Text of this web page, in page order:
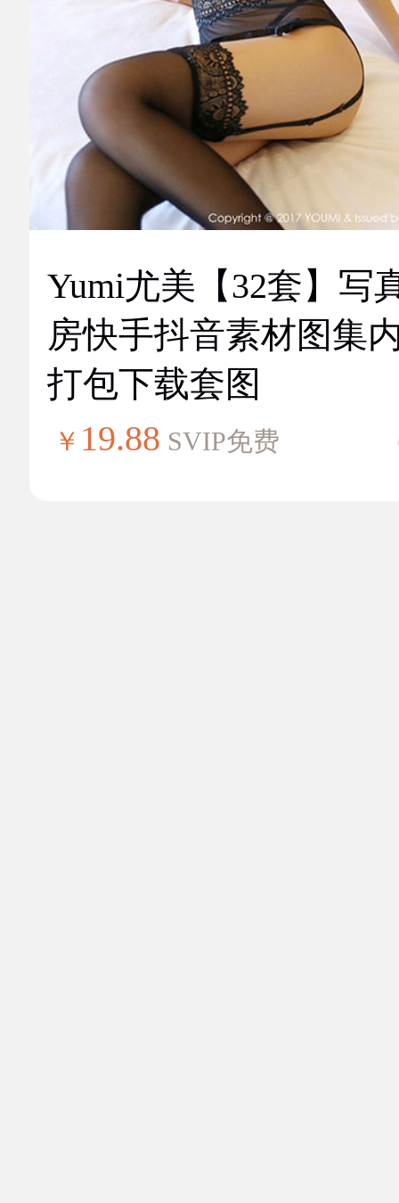
Yumi尤美【32套】写
房快手抖音素材图集
打包下载套图
￥ 19.88 SVIP免费